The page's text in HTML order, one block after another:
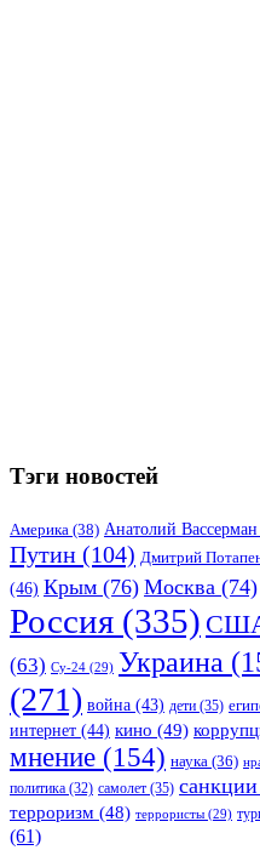
Тэги новостей
Америка (38) Анатолий Вассерман
Путин (104) Дмитрий
(46) Крым (76) Москва (74)
Россия (335)
(63) Су-24 (29) Украина
(271) война (43) дети (35)
интернет (44) кино (49)
мнение (154) наука (36)
политика (32) самолет (35) санкции
терроризм (48) террористы (29)
(61)